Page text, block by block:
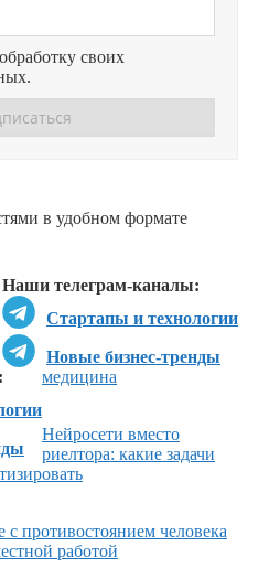
своих
в удобном формате
Наши телеграм-каналы:
Стартапы и технологии
Новые бизнес-тренды
медицина
Нейросети вместо
риелтора: какие задачи
противостоянием человека
работой